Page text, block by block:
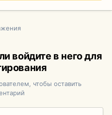
войдите в него для
чтобы оставить